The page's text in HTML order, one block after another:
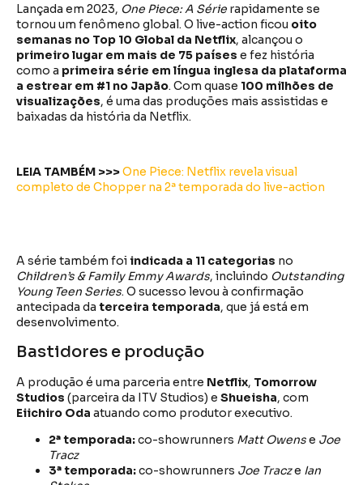
Lançada em 2023, One Piece: A Série rapidamente se
tornou um fenômeno global. O live-action ficou oito
semanas no Top 10 Global da Netflix, alcançou o
primeiro lugar em mais de 75 países e fez história
como a primeira série em língua inglesa da plataforma
a estrear em #1 no Japão. Com quase 100 milhões de
visualizações, é uma das produções mais assistidas e
baixadas da história da Netflix.
LEIA TAMBÉM >>>One Piece: Netflix revela visual
completo de Chopper na 2ª temporada do live-action
A série também foi indicada a 11 categorias no
Children’s & Family Emmy Awards, incluindo Outstanding
Young Teen Series. O sucesso levou à confirmação
antecipada da terceira temporada, que já está em
desenvolvimento.
Bastidores e produção
A produção é uma parceria entre Netflix, Tomorrow
Studios (parceira da ITV Studios) e Shueisha, com
Eiichiro Oda atuando como produtor executivo.
2ª temporada:co-showrunners Matt Owense Joe
Tracz
3ª temporada:co-showrunners Joe Tracze Ian